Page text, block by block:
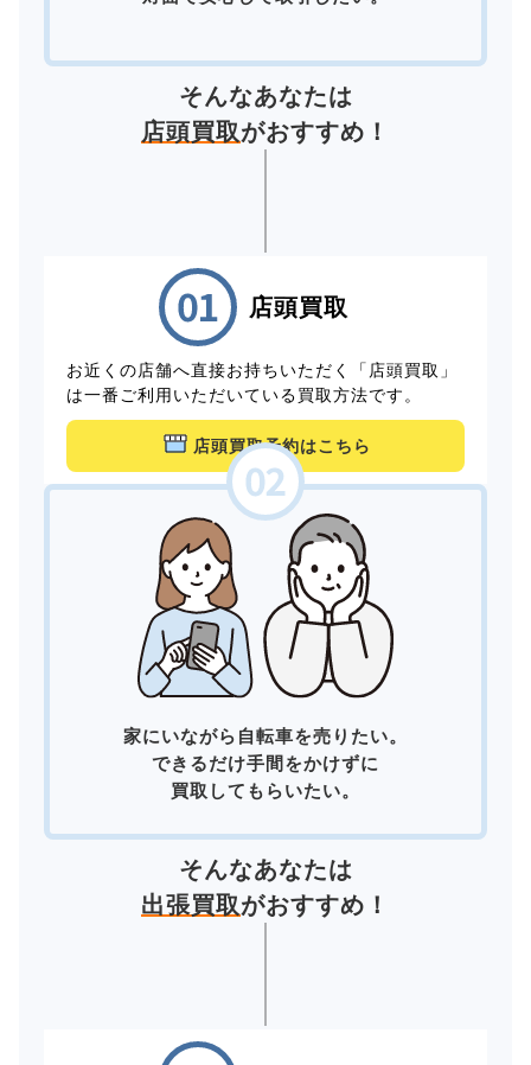
そんなあなたは
店頭買取がおすすめ！
店頭買取
お近くの店舗へ直接お持ちいただく「店頭買取」
は一番ご利用いただいている買取方法です。
店頭買取予約はこちら
家にいながら自転車を売りたい。
できるだけ手間をかけずに
買取してもらいたい。
そんなあなたは
出張買取がおすすめ！